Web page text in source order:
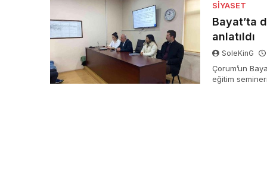
SIYASET
Bayat’ta
anlatıldı
SoleKinG
Çorum’un
eğitim